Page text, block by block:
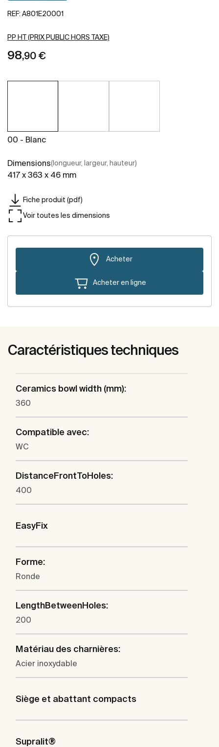
REF: A801E20001
PP HT (PRIX PUBLIC HORS TAXE)
98,90 €
00 - Blanc
Dimensions(longueur, largeur, hauteur)
417 x 363 x 46 mm
Fiche produit (pdf)
Voir toutes les dimensions
Acheter
Acheter en ligne
Caractéristiques techniques
Ceramics bowl width (mm):
360
Compatible avec:
WC
DistanceFrontToHoles:
400
EasyFix
Forme:
Ronde
LengthBetweenHoles:
200
Matériau des charnières:
Acier inoxydable
Siège et abattant compacts
Supralit®